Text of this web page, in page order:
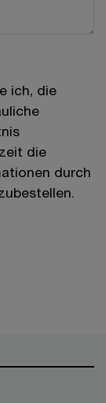
ich, die
die
durch